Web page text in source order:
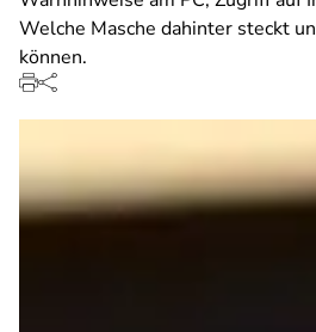
Welche Masche dahinter steckt
können.